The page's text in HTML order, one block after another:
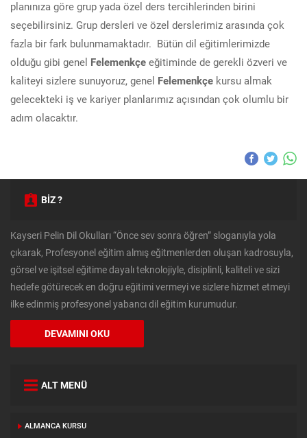
planınıza göre grup yada özel ders tercihlerinden birini
seçebilirsiniz. Grup dersleri ve özel derslerimiz arasında çok
fazla bir fark bulunmamaktadır. Bütün dil eğitimlerimizde
olduğu gibi genel
Felemenkçe eğitiminde de gerekli özveri ve
kaliteyi sizlere sunuyoruz, genel
Felemenkçe kursu almak
gelecekteki iş ve kariyer planlarımız açısından çok olumlu bir
adım olacaktır.
BİZ ?
Kayseri Pelin Dil Okulları “Önce sev sonra öğren” sloganıyla yola
çıkarak, Profesyonel eğitim almış eğitmenlerden oluşan kadrosuyla,
görsel ve işitsel eğitime dayalı teknolojiyle, disiplinli, kaliteli ve sizi
hedefe götürecek en doğru eğitimi vermeyi ve sizlere hizmet etmeyi
ilke edinmiş profesyonel yabancı dil eğitim kurumudur.
DEVAMINI OKU
ALT MENÜ
ALMANCA KURSU